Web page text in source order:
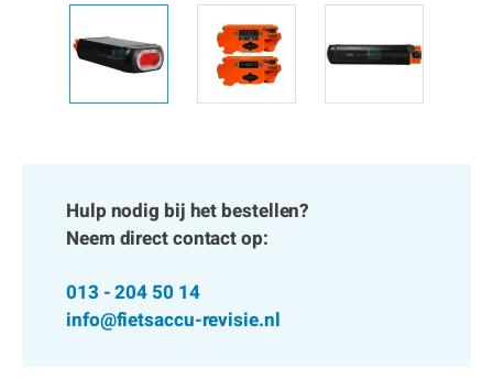
Hulp nodig bij het bestellen?
Neem direct contact op:
013 - 204 50 14
info@fietsaccu-revisie.nl